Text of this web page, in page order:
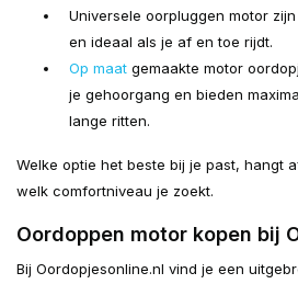
Universele oorpluggen motor
en ideaal als je af en toe rijdt.
Op maat gemaakte motor
je gehoorgang en bieden
lange ritten.
Welke optie het beste bij je past, hangt
welk comfortniveau je zoekt.
Oordoppen motor kopen bij
Bij Oordopjesonline.nl vind je een